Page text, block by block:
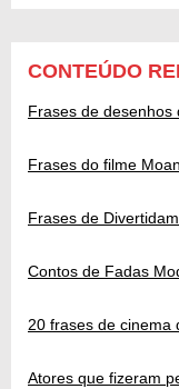
CONTEÚDO
Frases de desenhos
Frases do filme
Frases de
Contos de Fadas
20 frases de cinema
Atores que fizeram